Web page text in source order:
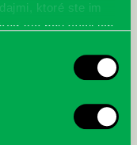
ktoré ste im
ste používali ich